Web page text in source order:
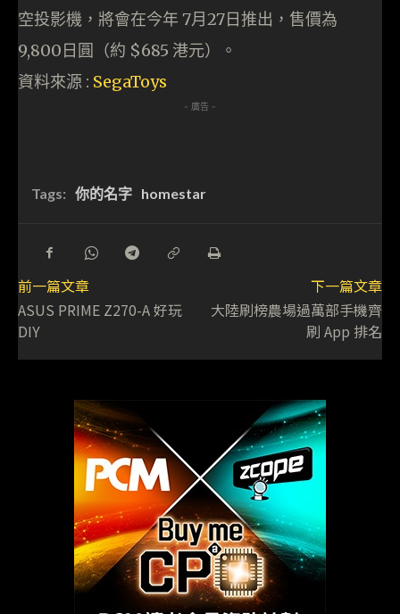
空投影機，將會在今年 7月27日推出，售價為
9,800日圓（約 $685 港元）。
資料來源 : SegaToys
- 廣告 -
Tags: 你的名字 homestar
前一篇文章
ASUS PRIME Z270-A 好玩
DIY
下一篇文章
大陸刷榜農場過萬部手機齊
刷 App 排名